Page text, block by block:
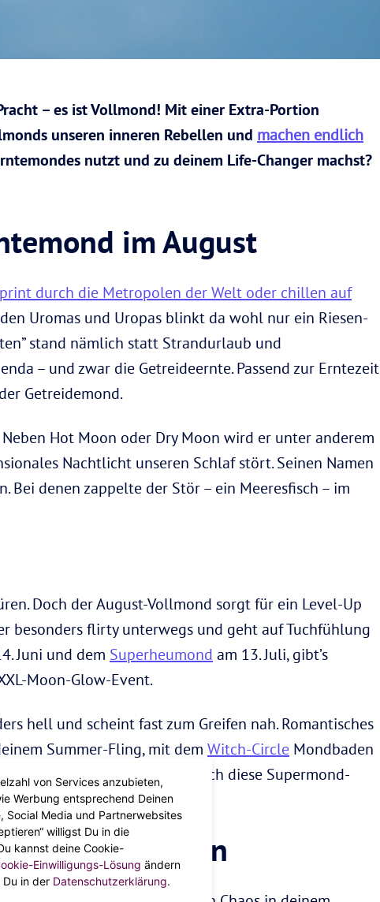
– es ist Vollmond! Mit einer Extra-Portion
unseren inneren Rebellen und machen endlich
nutzt und zu deinem Life-Changer machst?
im August
durch die Metropolen der Welt oder chillen auf
Uromas und Uropas blinkt da wohl nur ein Riesen-
stand nämlich statt Strandurlaub und
– und zwar die Getreideernte. Passend zur Erntezeit
Getreidemond.
Hot Moon oder Dry Moon wird er unter anderem
Nachtlicht unseren Schlaf stört. Seinen Namen
Bei denen zappelte der Stör – ein Meeresfisch – im
Doch der August-Vollmond sorgt für ein Level-Up
besonders flirty unterwegs und geht auf Tuchfühlung
Juni und dem Superheumond am 13. Juli, gibt’s
Moon-Glow-Event.
hell und scheint fast zum Greifen nah. Romantisches
Summer-Fling, mit dem Witch-Circle Mondbaden
nutze die Moon-Magic
und mach diese Supermond-
Wassermann
von Services anzubieten,
Werbung entsprechend Deinen
Social Media und Partnerwebsites
willigst Du in die
kannst deine Cookie-
Einwilligungs-Lösung ändern
in der Datenschutzerklärung.